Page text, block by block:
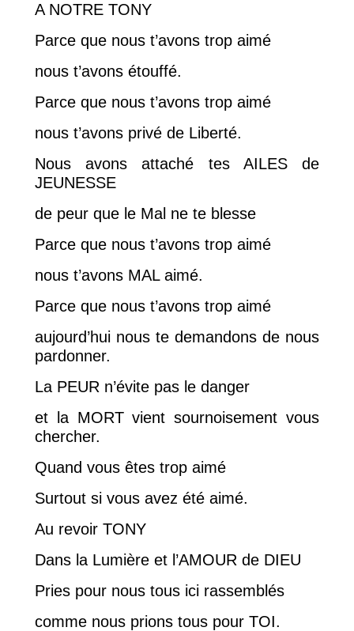
A NOTRE TONY
Parce que nous t’avons trop aimé
nous t’avons étouffé.
Parce que nous t’avons trop aimé
nous t’avons privé de Liberté.
Nous avons attaché tes AILES de
JEUNESSE
de peur que le Mal ne te blesse
Parce que nous t’avons trop aimé
nous t’avons MAL aimé.
Parce que nous t’avons trop aimé
aujourd’hui nous te demandons de nous
pardonner.
La PEUR n’évite pas le danger
et la MORT vient sournoisement vous
chercher.
Quand vous êtes trop aimé
Surtout si vous avez été aimé.
Au revoir TONY
Dans la Lumière et l’AMOUR de DIEU
Pries pour nous tous ici rassemblés
comme nous prions tous pour TOI.